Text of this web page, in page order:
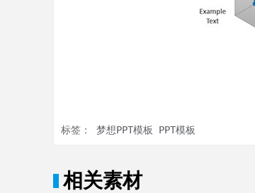
标签： 梦想PPT模板 PPT模板
相关素材